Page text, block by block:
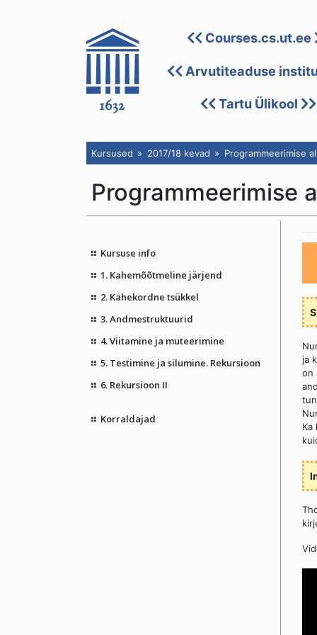
Courses.cs.ut.ee
Arvutiteaduse
Tartu Ülikool
Kursused 2017/18 kevad Programmeerimise
Programmeerimise
Kursuse info
1. Kahemõõtmeline järjend
2. Kahekordne tsükkel
3. Andmestruktuurid
4. Viitamine ja muteerimine
5. Testimine ja silumine. Rekursioon
6. Rekursioon II
Korraldajad
ja
on
Ka